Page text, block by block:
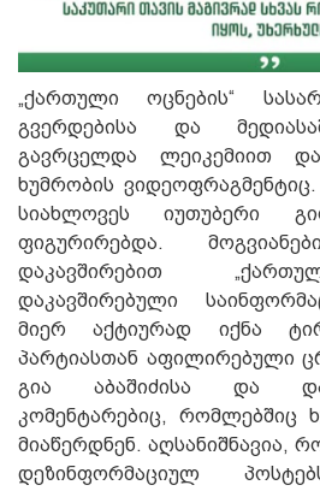
„ქართული ოცნების“
გვერდებისა და
გავრცელდა ლეიკემიით
ხუმრობის
სიახლოვეს იუთუბერი
ფიგურირებდა.
დაკავშირებით
დაკავშირებული
მიერ აქტიურად იქნა
პარტიასთან აფილირებული
გია აბაშიძისა და
კომენტარებიც, რომლებშიც
მიაწერდნენ. აღსანიშნავია,
დეზინფორმაციულ